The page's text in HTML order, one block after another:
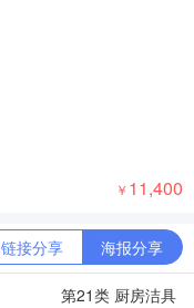
￥ 11,400
链接分享 海报分享
第21类 厨房洁具